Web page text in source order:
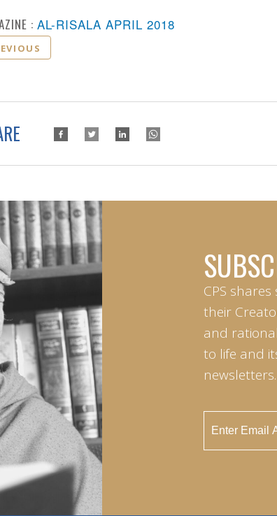
: AL-RISALA APRIL 2018
CPS
their
and
to life and
newsletters.